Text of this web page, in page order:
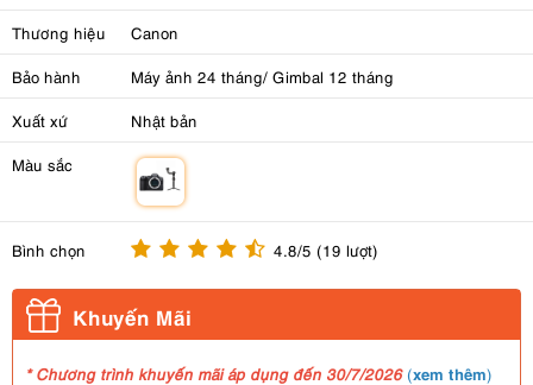
Thương hiệu Canon
Bảo hành Máy ảnh 24 tháng/ Gimbal 12 tháng
Xuất xứ Nhật bản
Màu sắc
Bình chọn 4.8/5 (19 lượt)
Khuyến Mãi
* Chương trình khuyến mãi áp dụng đến 30/7/2026 (xem thêm)